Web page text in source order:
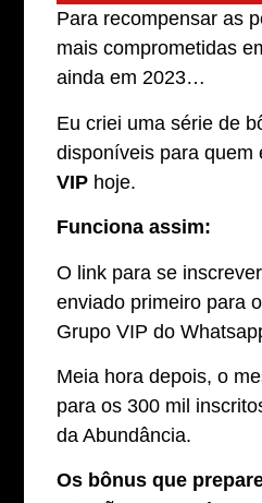
Para recompensar as
mais comprometidas
ainda em 2023…
Eu criei uma série de
disponíveis para
VIP hoje.
Funciona assim:
O link para se
enviado primeiro para
Grupo VIP do
Meia hora depois, o
para os 300 mil
da Abundância.
Os bônus que